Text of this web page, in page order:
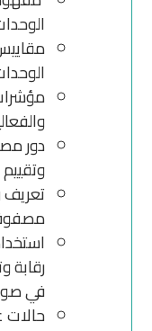
دور
رقابة
في
حالات